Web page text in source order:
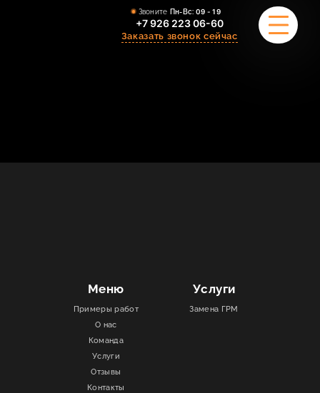
Звоните Пн-Вс: 09 - 19
+7 926 223 06-60
Заказать звонок сейчас
КОНТАКТЫМеню
Примеры работ
О нас
Команда
Услуги
Отзывы
Контакты
Услуги
Замена ГРМ